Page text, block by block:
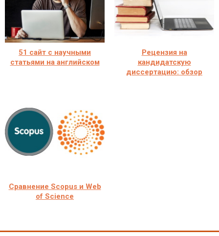
51 сайт с научными
статьями на английском
Рецензия на
кандидатскую
диссертацию: обзор
Сравнение Scopus и Web
of Science